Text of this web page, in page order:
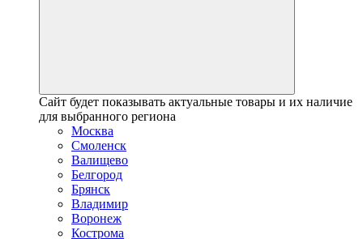
Сайт будет показывать актуальные товары и их наличие
для выбранного региона
Москва
Смоленск
Валищево
Белгород
Брянск
Владимир
Воронеж
Кострома